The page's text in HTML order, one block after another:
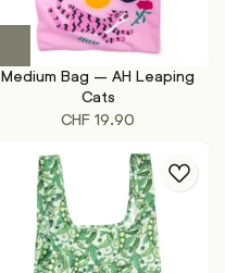
Medium Bag – AH Leaping
Cats
CHF 19.90